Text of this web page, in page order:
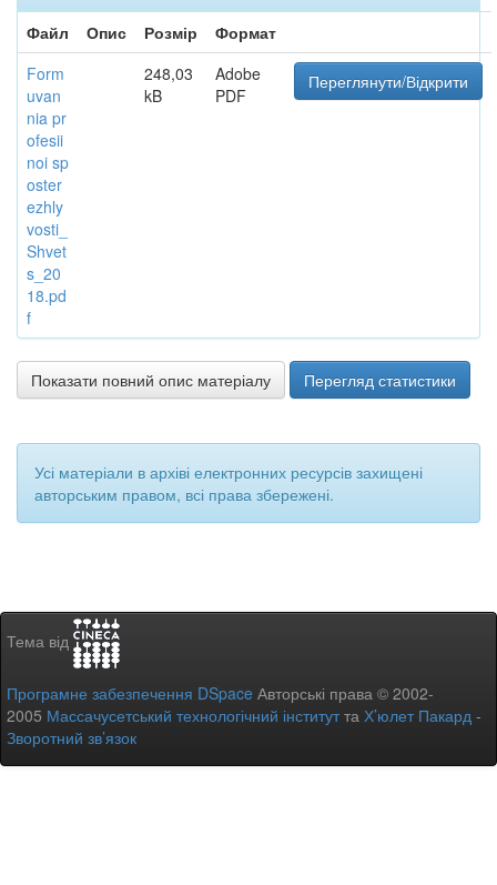
Файл
Опис Розмір
Формат
Form
uvan
nia pr
ofesii
noi sp
oster
ezhly
vosti_
Shvet
s_20
18.pd
f
248,03
kB
Adobe
PDF
Переглянути/Відкрити
Показати повний опис матеріалу Перегляд статистики
Усі матеріали в архіві електронних ресурсів захищені
авторським правом, всі права збережені.
Тема від
Програмне забезпечення DSpace Авторські права © 2002-
2005 Массачусетський технологічний інститутта Х’юлет Пакард -
Зворотний зв’язок